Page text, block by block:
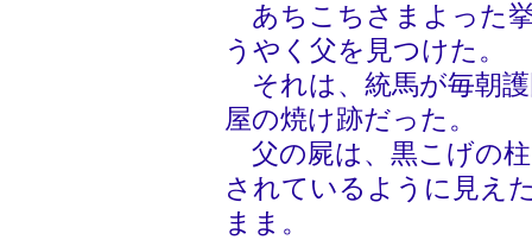
あちこちさまよった
うやく父を見つけた。
それは、統馬が毎朝
屋の焼け跡だった。
父の屍は、黒こげの
されているように見え
まま。